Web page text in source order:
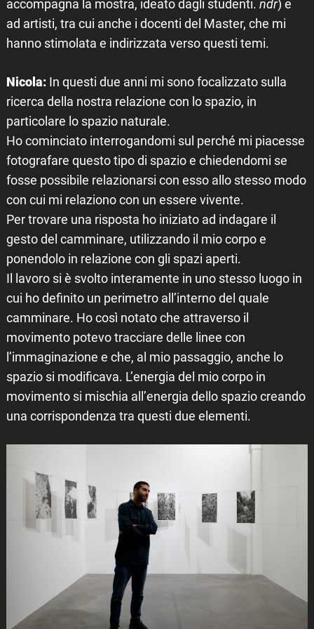
accompagna la mostra, ideato dagli studenti. ndr) e
ad artisti, tra cui anche i docenti del Master, che mi
hanno stimolata e indirizzata verso questi temi.
Nicola: In questi due anni mi sono focalizzato sulla
ricerca della nostra relazione con lo spazio, in
particolare lo spazio naturale.
Ho cominciato interrogandomi sul perché mi piacesse
fotografare questo tipo di spazio e chiedendomi se
fosse possibile relazionarsi con esso allo stesso modo
con cui mi relaziono con un essere vivente.
Per trovare una risposta ho iniziato ad indagare il
gesto del camminare, utilizzando il mio corpo e
ponendolo in relazione con gli spazi aperti.
Il lavoro si è svolto interamente in uno stesso luogo in
cui ho definito un perimetro all’interno del quale
camminare. Ho così notato che attraverso il
movimento potevo tracciare delle linee con
l’immaginazione e che, al mio passaggio, anche lo
spazio si modificava. L’energia del mio corpo in
movimento si mischia all’energia dello spazio creando
una corrispondenza tra questi due elementi.